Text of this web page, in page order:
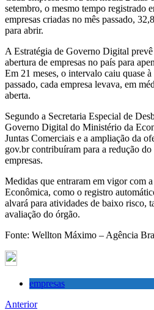
setembro, o mesmo tempo registrado
empresas criadas no mês passado,
para abrir.
A Estratégia de Governo Digital
abertura de empresas no país para
Em 21 meses, o intervalo caiu quase
passado, cada empresa levava, em
aberta.
Segundo a Secretaria Especial de
Governo Digital do Ministério da
Juntas Comerciais e a ampliação da
gov.br contribuíram para a redução
empresas.
Medidas que entraram em vigor com
Econômica, como o registro
alvará para atividades de baixo risco,
avaliação do órgão.
Fonte: Wellton Máximo – Agência
empresas
Anterior